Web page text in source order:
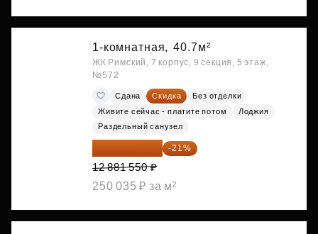
1-комнатная, 40.7м²
ЖК Римский, 7 корпус, 9 секция, 5 этаж,
№572
Сдана Скидка
Без отделки
Живите сейчас - платите потом
Лоджия
Раздельный санузел
10 176 425 ₽ -21%
12 881 550 ₽
250 035 ₽ за м²